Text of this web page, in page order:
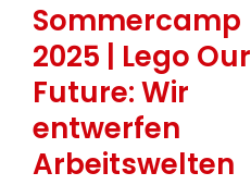
Sommercamp
2025 | Lego Our
Future: Wir
entwerfen
Arbeitswelten